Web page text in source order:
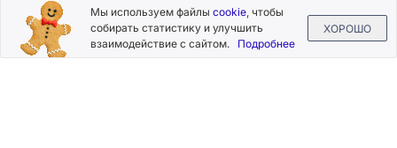
Подписывайтесь
на новости и акции
Мы используем файлы cookie, чтобы
собирать статистику и улучшить
взаимодействие с сайтом. Подробнее
ХОРОШО